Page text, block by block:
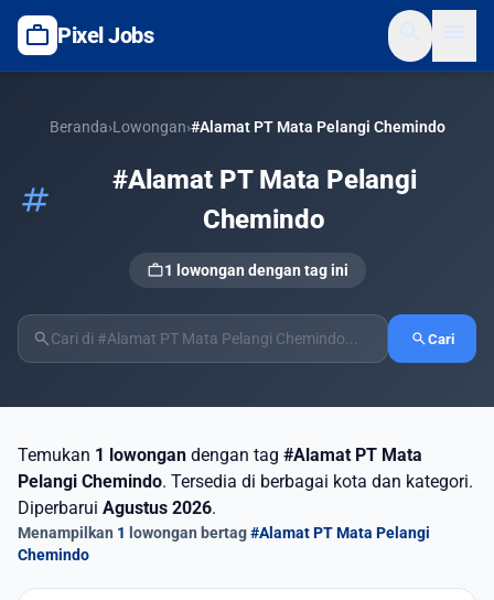
work Pixel Jobs
Beranda›Lowongan›#Alamat PT Mata Pelangi Chemindo
tag
#Alamat PT Mata Pelangi
Chemindo
work1 lowongan dengan tag ini
search searchCari
Temukan 1 lowongan dengan tag #Alamat PT Mata
Pelangi Chemindo. Tersedia di berbagai kota dan kategori.
Diperbarui Agustus 2026.
Menampilkan 1 lowongan bertag#Alamat PT Mata Pelangi
Chemindo